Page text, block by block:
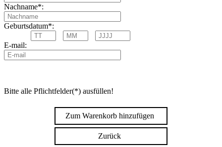
Nachname*:
Geburtsdatum*:
E-mail:
Bitte alle Pflichtfelder(*) ausfüllen!
Zum Warenkorb hinzufügen
Zurück